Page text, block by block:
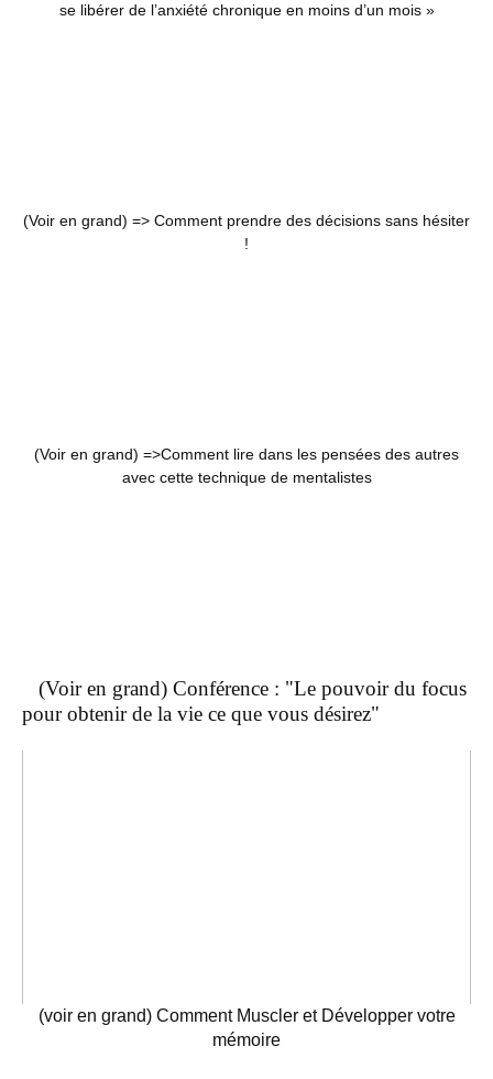
se libérer de l’anxiété chronique en moins d’un mois »
(Voir en grand) => Comment prendre des décisions sans hésiter
!
(Voir en grand) =>Comment lire dans les pensées des autres
avec cette technique de mentalistes
(Voir en grand) Conférence : "Le pouvoir du focus
pour obtenir de la vie ce que vous désirez"
(voir en grand) Comment Muscler et Développer votre
mémoire